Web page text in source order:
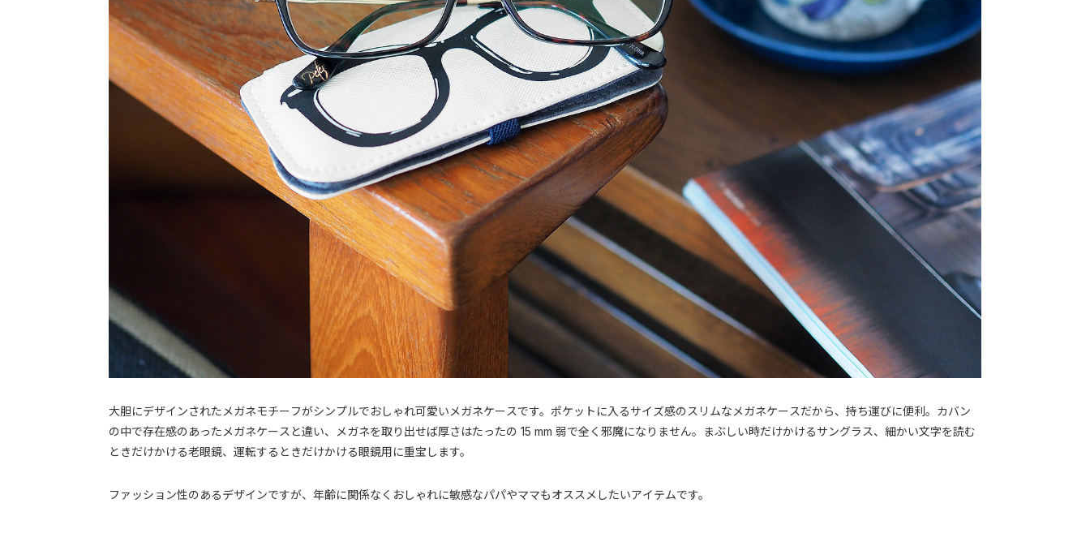
大胆にデザインされたメガネモチーフがシンプルでおしゃれ可愛いメガネケースです。ポケットに入るサイズ感のスリムなメガネケースだから、持ち運びに便利。カバン
の中で存在感のあったメガネケースと違い、メガネを取り出せば厚さはたったの 15 mm 弱で全く邪魔になりません。まぶしい時だけかけるサングラス、細かい文字を読む
ときだけかける老眼鏡、運転するときだけかける眼鏡用に重宝します。
ファッション性のあるデザインですが、年齢に関係なくおしゃれに敏感なパパやママもオススメしたいアイテムです。